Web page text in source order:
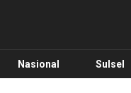
Jalurinfo.com
Nasional Sulsel